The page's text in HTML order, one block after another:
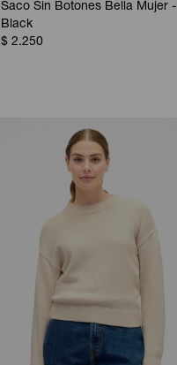
Saco Sin Botones Bella Mujer -
Black
$ 2.250